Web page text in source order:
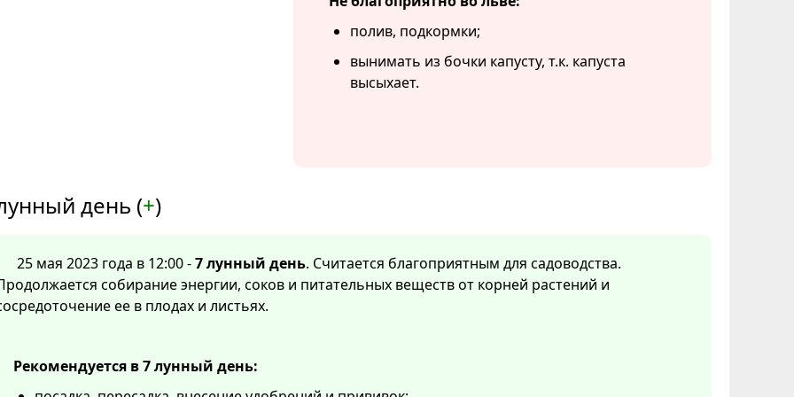
полив, подкормки;
вынимать из бочки капусту, т.к. капуста
высыхает.
день (+)
25 мая 2023 года в 12:00 -7 лунный день. Считается благоприятным для садоводства.
собирание энергии, соков и питательных веществ от корней растений и
ее в плодах и листьях.
Рекомендуется в 7 лунный день: